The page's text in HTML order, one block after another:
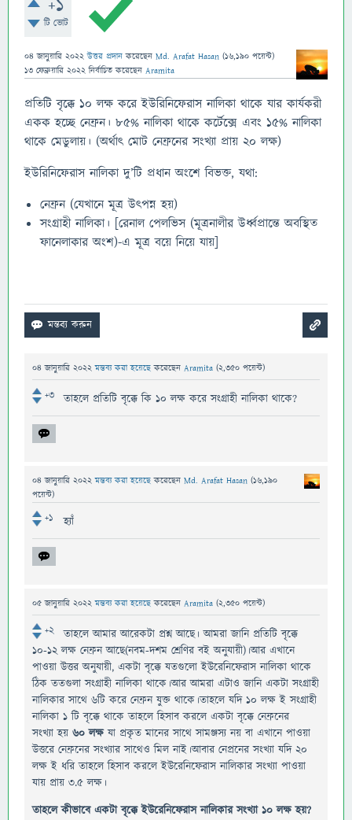
+1
টি ভোট
04 জানুয়ারি 2022 উত্তর প্রদান করেছেন Md. Arafat Hasan (16,190 পয়েন্ট)
13 ফেব্রুয়ারি 2022 নির্বাচিত করেছেন Aramita
প্রতিটি বৃক্কে ১০ লক্ষ করে ইউরিনিফেরাস নালিকা থাকে যার কার্যকরী
একক হচ্ছে নেফ্রন। ৮৫% নালিকা থাকে কর্টেক্সে এবং ১৫% নালিকা
থাকে মেডুলায়। (অর্থাৎ মোট নেফ্রনের সংখ্যা প্রায় ২০ লক্ষ)
ইউরিনিফেরাস নালিকা দু’টি প্রধান অংশে বিভক্ত, যথা:
নেফ্রন (যেখানে মূত্র উৎপন্ন হয়)
সংগ্রাহী নালিকা। [রেনাল পেলভিস (মূত্রনালীর উর্ধ্বপ্রান্তে অবস্থিত
ফানেলাকার অংশ)-এ মূত্র বয়ে নিয়ে যায়]
04 জানুয়ারি 2022 মন্তব্য করা হয়েছেকরেছেন Aramita (2,350 পয়েন্ট)
+3 তাহলে প্রতিটি বৃক্কে কি ১০ লক্ষ করে সংগ্রাহী নালিকা থাকে?
04 জানুয়ারি 2022 মন্তব্য করা হয়েছেকরেছেন Md. Arafat Hasan (16,190
পয়েন্ট)
+1 হ্যাঁ
05 জানুয়ারি 2022 মন্তব্য করা হয়েছেকরেছেন Aramita (2,350 পয়েন্ট)
+2
তাহলে আমার আরেকটা প্রশ্ন আছে। আমরা জানি প্রতিটি বৃক্কে
১০-১২ লক্ষ নেফ্রন আছে(নবম-দশম শ্রেণির বই অনুযায়ী)।আর এখানে
পাওয়া উত্তর অনুযায়ী, একটা বৃক্কে যতগুলো ইউরেনিফেরাস নালিকা থাকে
ঠিক ততগুলা সংগ্রাহী নালিকা থাকে।আর আমরা এটাও জানি একটা সংগ্রাহী
নালিকার সাথে ৬টি করে নেফ্রন যুক্ত থাকে।তাহলে যদি ১০ লক্ষ ই সংগ্রাহী
নালিকা ১ টি বৃক্কে থাকে তাহলে হিসাব করলে একটা বৃক্কে নেফ্রনের
সংখ্যা হয় ৬০ লক্ষযা প্রকৃত মানের সাথে সামঞ্জস্য নয় বা এখানে পাওয়া
উত্তরে নেফ্রনের সংখ্যার সাথেও মিল নাই।আবার নেপ্রনের সংখ্যা যদি ২০
লক্ষ ই ধরি তাহলে হিসাব করলে ইউরেনিফেরাস নালিকার সংখ্যা পাওয়া
যায় প্রায় ৩.৫ লক্ষ।
তাহলে কীভাবে একটা বৃক্কে ইউরেনিফেরাস নালিকার সংখ্যা ১০ লক্ষ হয়?